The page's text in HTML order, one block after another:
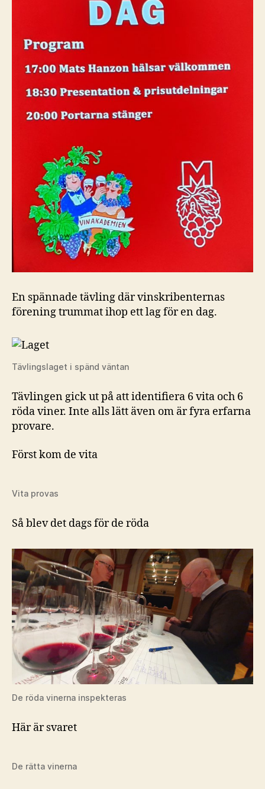
En spännade tävling där vinskribenternas
förening trummat ihop ett lag för en dag.
Tävlingslaget i spänd väntan
Tävlingen gick ut på att identifiera 6 vita och 6
röda viner. Inte alls lätt även om är fyra erfarna
provare.
Först kom de vita
Vita provas
Så blev det dags för de röda
De röda vinerna inspekteras
Här är svaret
De rätta vinerna